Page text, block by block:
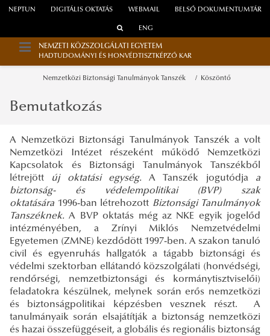
WEBMAIL
NEPTUN DIGITÁLIS OKTATÁS BELSŐ DOKUMENTUMTÁR
ENG
NEMZETI KÖZSZOLGÁLATI EGYETEM
HADTUDOMÁNYI ÉS HONVÉDTISZTKÉPZŐ KAR
Nemzetközi Biztonsági Tanulmányok Tanszék Köszöntő
Bemutatkozás
A Nemzetközi Biztonsági Tanulmányok Tanszék a volt
Nemzetközi Intézet részeként működő Nemzetközi
Kapcsolatok és Biztonsági Tanulmányok Tanszékből
létrejött
új oktatási egység.A Tanszék jogutódja a
biztonság- és védelempolitikai (BVP) szak
oktatására 1996-ban létrehozott Biztonsági Tanulmányok
Tanszéknek. A BVP oktatás még az NKE egyik jogelőd
intézményében, a Zrínyi Miklós Nemzetvédelmi
Egyetemen (ZMNE) kezdődött 1997-ben. A szakon tanuló
civil és egyenruhás hallgatók a tágabb biztonsági és
védelmi szektorban ellátandó közszolgálati (honvédségi,
rendőrségi, nemzetbiztonsági és kormánytisztviselői)
feladatokra készülnek, melynek során erős nemzetközi
és biztonságpolitikai képzésben vesznek részt. A
tanulmányaik során elsajátítják a biztonság nemzetközi
és hazai összefüggéseit, a globális és regionális biztonság